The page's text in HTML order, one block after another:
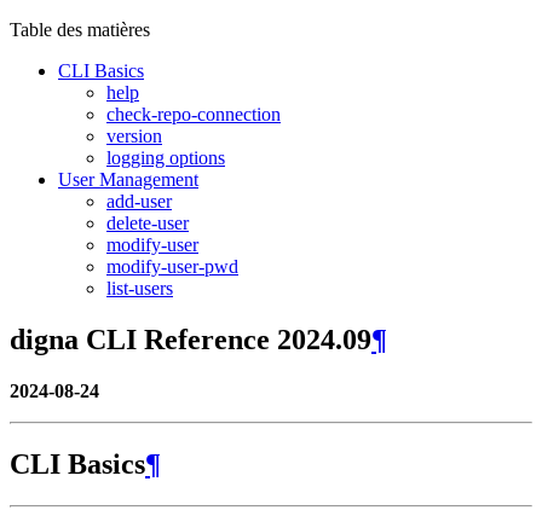
Table des matières
CLI Basics
help
check-repo-connection
version
logging options
User Management
add-user
delete-user
modify-user
modify-user-pwd
list-users
digna CLI Reference 2024.09¶
2024-08-24
CLI Basics¶